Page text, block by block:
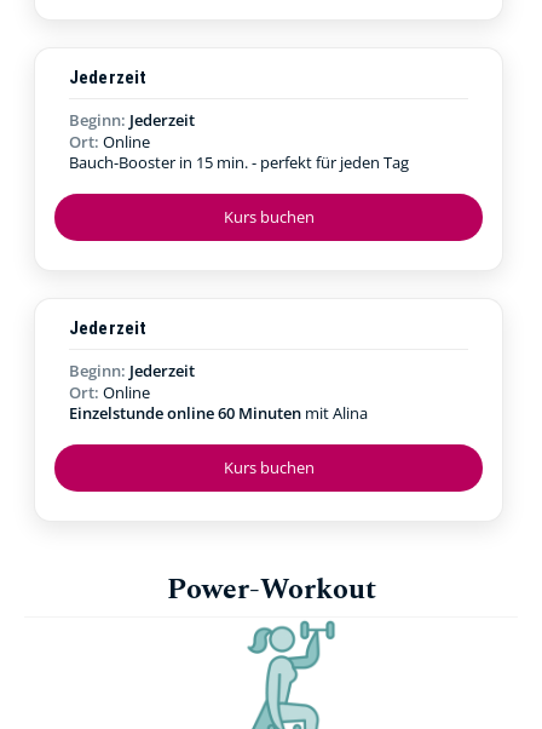
Kurs buchen
Jederzeit
Beginn: Jederzeit
Ort: Online
Bauch-Booster in 15 min. - perfekt für jeden Tag
Kurs buchen
Jederzeit
Beginn: Jederzeit
Ort: Online
Einzelstunde online 60 Minuten mit Alina
Power-Workout